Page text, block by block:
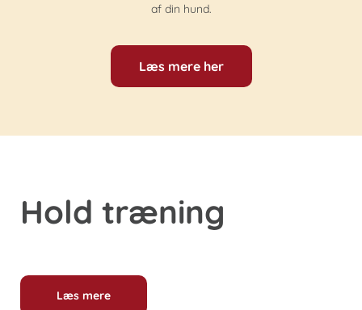
af din hund.
Læs mere her
Hold træning
Læs mere